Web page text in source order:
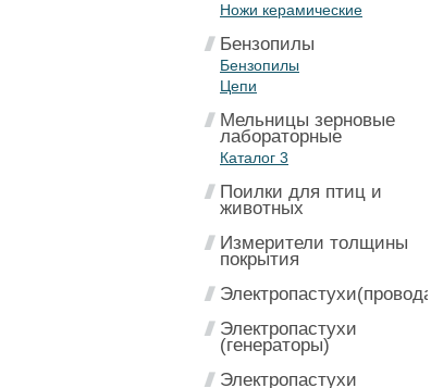
Ножи керамические
Бензопилы
Бензопилы
Цепи
Мельницы зерновые
лабораторные
Каталог 3
Поилки для птиц и
животных
Измерители толщины
покрытия
Электропастухи(провода)
Электропастухи
(генераторы)
Электропастухи